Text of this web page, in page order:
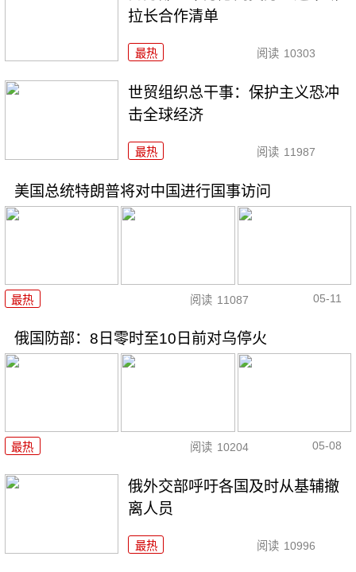
拉长合作清单
最热 阅读 10303
世贸组织总干事：保护主义恐冲
击全球经济
最热 阅读 11987
美国总统特朗普将对中国进行国事访问
最热 阅读 11087 05-11
俄国防部：8日零时至10日前对乌停火
最热 阅读 10204 05-08
俄外交部呼吁各国及时从基辅撤
离人员
最热 阅读 10996